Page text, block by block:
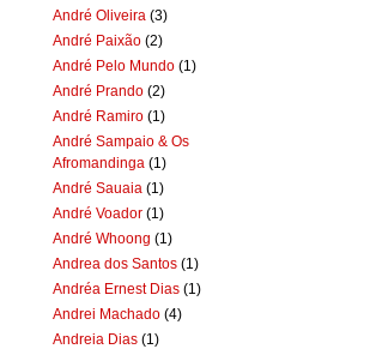
André Oliveira (3)
André Paixão (2)
André Pelo Mundo (1)
André Prando (2)
André Ramiro (1)
André Sampaio & Os
Afromandinga (1)
André Sauaia (1)
André Voador (1)
André Whoong (1)
Andrea dos Santos (1)
Andréa Ernest Dias (1)
Andrei Machado (4)
Andreia Dias (1)